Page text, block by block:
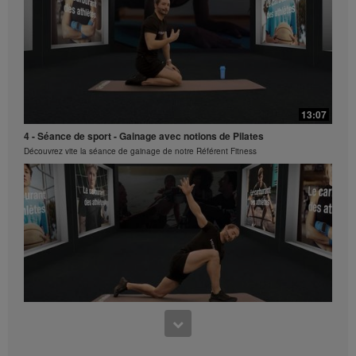
Vidéos. Toute exploitation des images, des sons, des
descriptions ou comptes contenus dans les Vidéos
sans le consentement express écrit d'Herbalife
International of America, Inc est strictement interdite.
Herbalife est susceptible de retirer votre autorisation
d'utiliser ses Vidéos à tout moment.
13:07
4 - Séance de sport - Gainage avec notions de Pilates
Découvrez vite la séance de gainage de notre Référent Fitness